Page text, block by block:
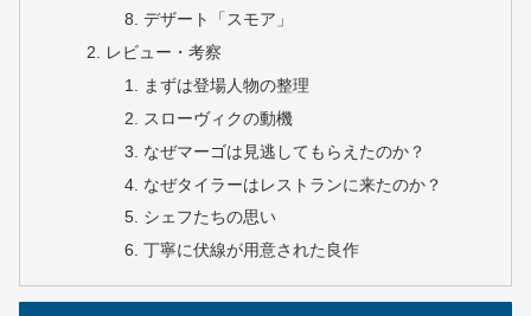
デザート「スモア」
レビュー・考察
まずは登場人物の整理
スローヴィクの動機
なぜマーゴは見逃してもらえたのか？
なぜタイラーはレストランに来たのか？
シェフたちの思い
丁寧に伏線が用意された良作